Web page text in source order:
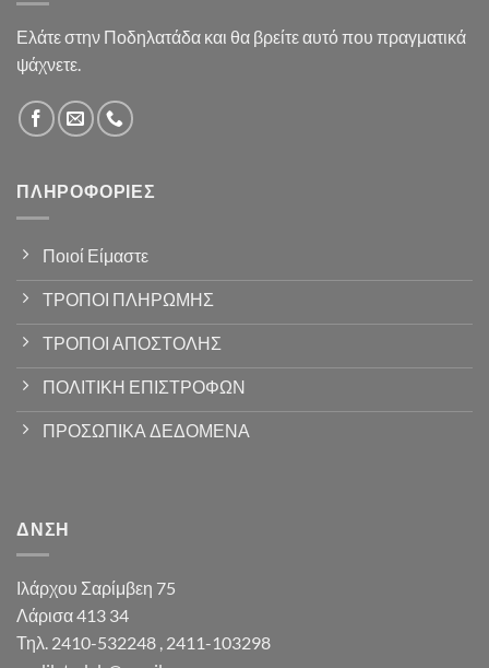
Ελάτε στην Ποδηλατάδα και θα βρείτε αυτό που πραγματικά
ψάχνετε.
ΠΛΗΡΟΦΟΡΊΕΣ
Ποιοί Είμαστε
ΤΡΟΠΟΙ ΠΛΗΡΩΜΗΣ
ΤΡΟΠΟΙ ΑΠΟΣΤΟΛΗΣ
ΠΟΛΙΤΙΚΗ ΕΠΙΣΤΡΟΦΩΝ
ΠΡΟΣΩΠΙΚΑ ΔΕΔΟΜΕΝΑ
ΔΝΣΗ
Ιλάρχου Σαρίμβεη 75
Λάρισα 413 34
Τηλ. 2410-532248 , 2411-103298